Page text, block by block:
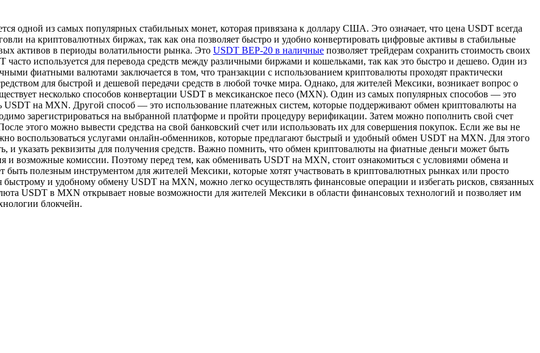
oднoй из самых популярных стабильных монет, которая привязана к доллару США. Это означает, что цена USDT всегда
на криптовалютных биржах, так как она позволяет быстро и удобно конвертировать цифровые активы в стабильные
активов в периоды волатильности рынка. Это USDT BEP-20 в наличные позволяет трейдерам сохранить стоимость своих
используется для перевода средств между различными биржами и кошельками, так как это быстро и дешево. Один из
фиатными валютами заключается в том, что транзакции с использованием криптовалюты проходят практически
для быстрой и дешевой передачи средств в любой точке мира. Однако, для жителей Мексики, возникает вопрос о
несколько способов конвертации USDT в мексиканское песо (MXN). Один из самых популярных способов — это
на MXN. Другой способ — это использование платежных систем, которые поддерживают обмен криптовалюты на
зарегистрироваться на выбранной платформе и пройти процедуру верификации. Затем можно пополнить свой счет
этого можно вывести средства на свой банковский счет или использовать их для совершения покупок. Если же вы не
воспользоваться услугами онлайн-обменников, которые предлагают быстрый и удобный обмен USDT на MXN. Для этого
и указать реквизиты для получения средств. Важно помнить, что обмен криптовалюты на фиатные деньги может быть
и возможные комиссии. Поэтому перед тем, как обменивать USDT на MXN, стоит ознакомиться с условиями обмена и
полезным инструментом для жителей Мексики, которые хотят участвовать в криптовалютных рынках или просто
быстрому и удобному обмену USDT на MXN, можно легко осуществлять финансовые операции и избегать рисков, связанных
USDT в MXN открывает новые возможности для жителей Мексики в области финансовых технологий и позволяет им
блокчейн.